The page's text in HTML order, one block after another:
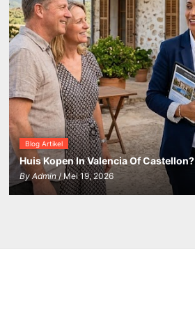
Blog Artikel
Huis Kopen In Valencia Of Castellon?
By Admin/ Mei 19, 2026